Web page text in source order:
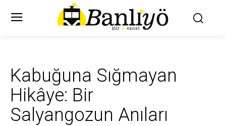
Kabuğuna Sığmayan
Hikâye: Bir
Salyangozun Anıları